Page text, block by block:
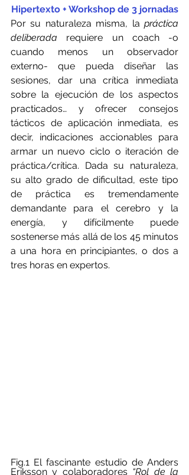
Hipertexto + Workshop de 3 jornadas
Por su naturaleza misma, la práctica
deliberada requiere un coach -o
cuando menos un observador
externo- que pueda diseñar las
sesiones, dar una crítica inmediata
sobre la ejecución de los aspectos
practicados… y ofrecer consejos
tácticos de aplicación inmediata, es
decir, indicaciones accionables para
armar un nuevo ciclo o iteración de
práctica/crítica. Dada su naturaleza,
su alto grado de dificultad, este tipo
de práctica es tremendamente
demandante para el cerebro y la
energía, y difícilmente puede
sostenerse más allá de los 45 minutos
a una hora en principiantes, o dos a
tres horas en expertos.
Fig.1 El fascinante estudio de Anders
Eriksson y colaboradores “Rol de la